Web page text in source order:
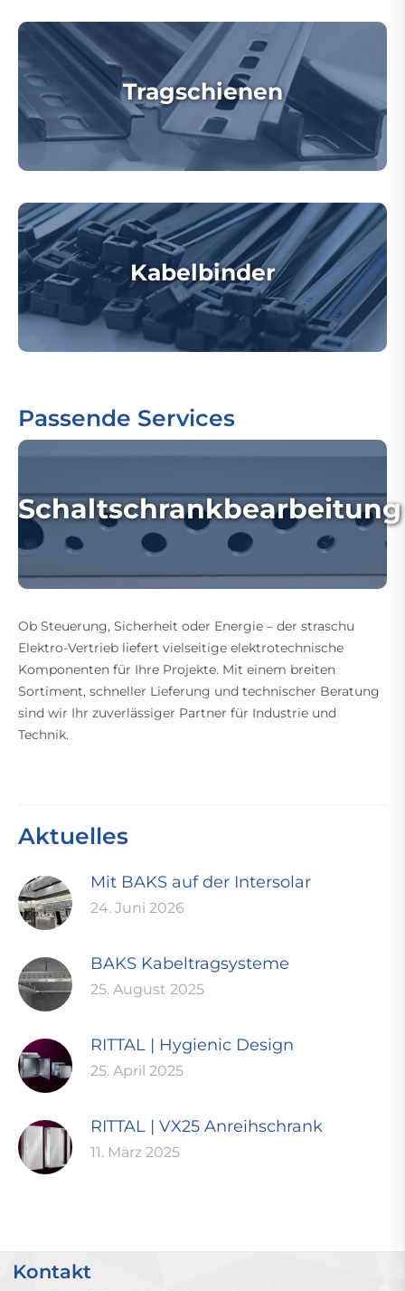
Tragschienen
Kabelbinder
Passende Services
Schaltschrankbearbeitung
Ob Steuerung, Sicherheit oder Energie – der straschu
Elektro-Vertrieb liefert vielseitige elektrotechnische
Komponenten für Ihre Projekte. Mit einem breiten
Sortiment, schneller Lieferung und technischer Beratung
sind wir Ihr zuverlässiger Partner für Industrie und
Technik.
Aktuelles
Mit BAKS auf der Intersolar
24. Juni 2026
BAKS Kabeltragsysteme
25. August 2025
RITTAL | Hygienic Design
25. April 2025
RITTAL | VX25 Anreihschrank
11. März 2025
Kontakt